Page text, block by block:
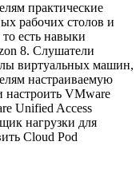
практические
рабочих столов и
есть навыки
8. Слушатели
виртуальных машин,
настраиваемую
настроить VMware
Unified Access
нагрузки для
Cloud Pod